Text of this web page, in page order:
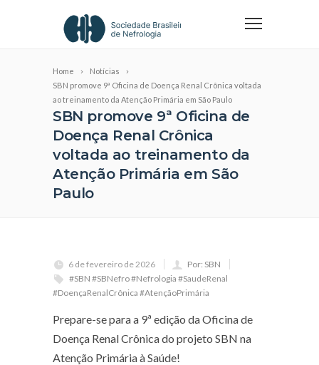
Home
Notícias
SBN promove 9ª Oficina de Doença Renal Crônica voltada
ao treinamento da Atenção Primária em São Paulo
SBN promove 9ª Oficina de
Doença Renal Crônica
voltada ao treinamento da
Atenção Primária em São
Paulo
6 de fevereiro de 2026
Por: SBN
#SBN #SBNefro #Nefrologia #SaudeRenal
#DoençaRenalCrônica #AtençãoPrimária
Prepare-se para a 9ª edição da Oficina de
Doença Renal Crônica do projeto SBN na
Atenção Primária à Saúde!